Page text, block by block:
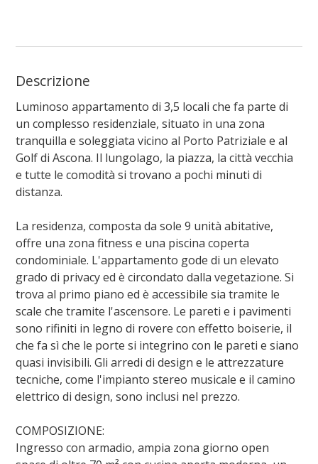
Descrizione
Luminoso appartamento di 3,5 locali che fa parte di
un complesso residenziale, situato in una zona
tranquilla e soleggiata vicino al Porto Patriziale e al
Golf di Ascona. Il lungolago, la piazza, la città vecchia
e tutte le comodità si trovano a pochi minuti di
distanza.
La residenza, composta da sole 9 unità abitative,
offre una zona fitness e una piscina coperta
condominiale. L'appartamento gode di un elevato
grado di privacy ed è circondato dalla vegetazione. Si
trova al primo piano ed è accessibile sia tramite le
scale che tramite l'ascensore. Le pareti e i pavimenti
sono rifiniti in legno di rovere con effetto boiserie, il
che fa sì che le porte si integrino con le pareti e siano
quasi invisibili. Gli arredi di design e le attrezzature
tecniche, come l'impianto stereo musicale e il camino
elettrico di design, sono inclusi nel prezzo.
COMPOSIZIONE:
Ingresso con armadio, ampia zona giorno open